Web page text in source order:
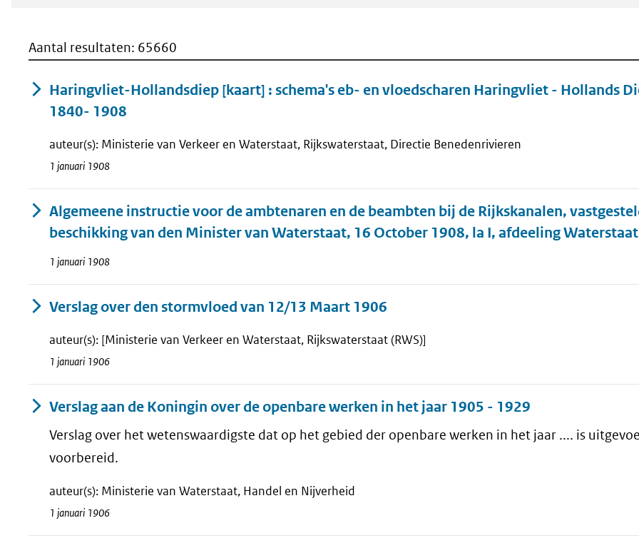
Aantal resultaten: 65660
Haringvliet-Hollandsdiep [kaart] : schema's eb- en vloedscharen Haringvliet - Hollands
1840- 1908
auteur(s): Ministerie van Verkeer en Waterstaat, Rijkswaterstaat, Directie Benedenrivieren
1 januari 1908
Algemeene instructie voor de ambtenaren en de beambten bij de Rijkskanalen,
beschikking van den Minister van Waterstaat, 16 October 1908, la I, afdeeling Waterstaat
1 januari 1908
Verslag over den stormvloed van 12/13 Maart 1906
auteur(s): [Ministerie van Verkeer en Waterstaat, Rijkswaterstaat (RWS)]
1 januari 1906
Verslag aan de Koningin over de openbare werken in het jaar 1905 - 1929
Verslag over het wetenswaardigste dat op het gebied der openbare werken in het jaar .... is
voorbereid.
auteur(s): Ministerie van Waterstaat, Handel en Nijverheid
1 januari 1906